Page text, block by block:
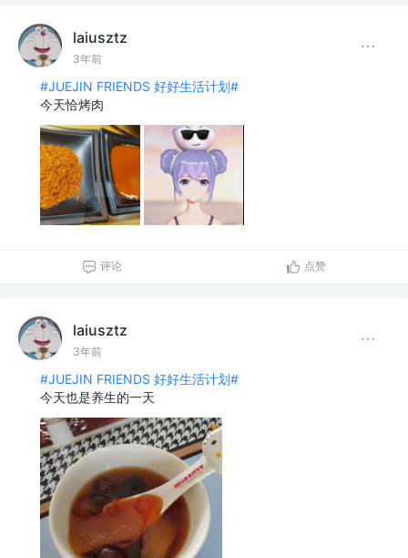
laiusztz
3年前
#JUEJIN FRIENDS 好好生活计划#
今天恰烤肉
评论 点赞
laiusztz
3年前
#JUEJIN FRIENDS 好好生活计划#
今天也是养生的一天